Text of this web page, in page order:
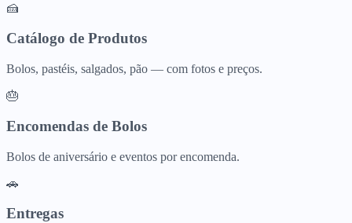
🍰
Catálogo de Produtos
Bolos, pastéis, salgados, pão — com fotos e preços.
🎂
Encomendas de Bolos
Bolos de aniversário e eventos por encomenda.
🚗
Entregas